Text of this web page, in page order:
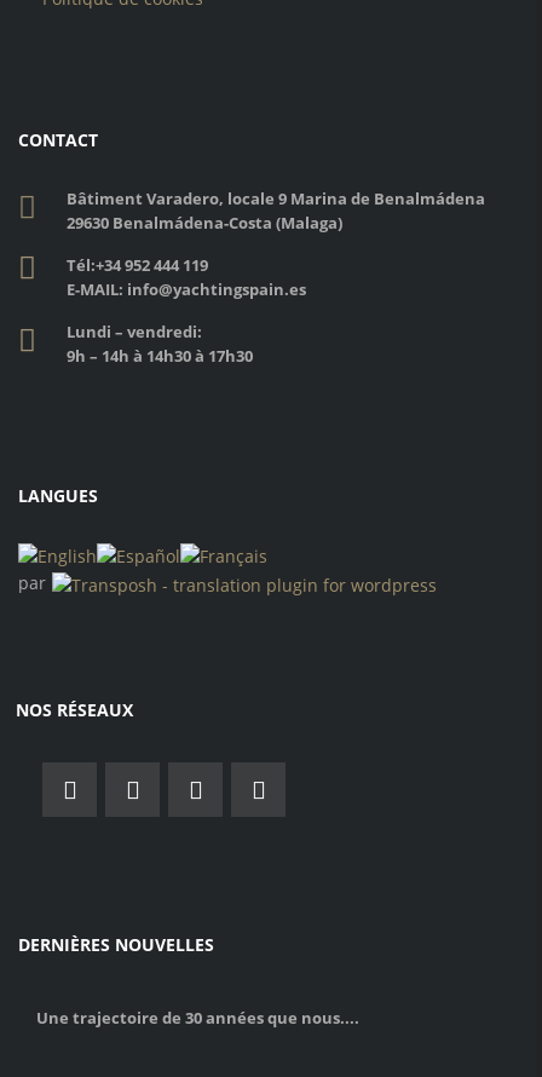
CONTACT
Bâtiment Varadero, locale 9 Marina de Benalmádena
29630 Benalmádena-Costa (Malaga)
Tél:+34 952 444 119
E-MAIL: info@yachtingspain.es
Lundi – vendredi:
9h – 14h à 14h30 à 17h30
LANGUES
par
NOS RÉSEAUX
DERNIÈRES NOUVELLES
Une trajectoire de 30 années que nous....